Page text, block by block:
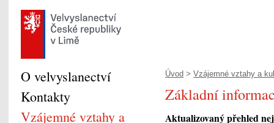
Úvod > Vzájemné vztahy a
Základní
Aktualizovaný přehled
O velvyslanectví
Kontakty
Vzájemné vztahy a